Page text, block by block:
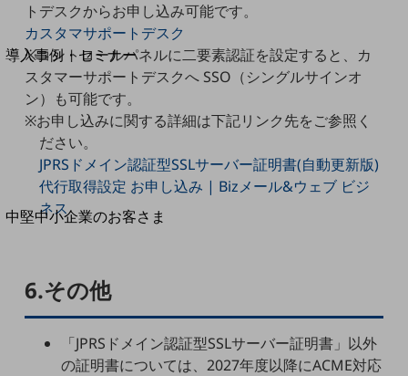
別ウィンドウで開きます
サービスをご利用中のお客さま
導入事例・セミナー
導入事例TOP
最新の導入事例や注目の導入事例をご紹介します
セミナー
開催・出展する各種セミナー、イベント情報をご紹介します
中堅中小企業のお客さま
旬な話題やお役立ち資料などDXの課題を
お役立ち資料ダウンロード
トレンド記事特集
トデスクからお申し込み可能です。
カスタマサポートデスク
※コントロールパネルに二要素認証を設定すると、カ
スタマーサポートデスクへ SSO（シングルサインオ
ン）も可能です。
※お申し込みに関する詳細は下記リンク先をご参照く
ださい。
JPRSドメイン認証型SSLサーバー証明書(自動更新版)
代行取得設定 お申し込み | Bizメール&ウェブ ビジ
ネス
6.その他
「JPRSドメイン認証型SSLサーバー証明書」以外
の証明書については、2027年度以降にACME対応